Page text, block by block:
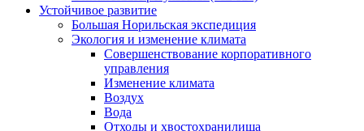
Устойчивое развитие
Большая Норильская экспедиция
Экология и изменение климата
Совершенствование корпоративного
управления
Изменение климата
Воздух
Вода
Отходы и хвостохранилища